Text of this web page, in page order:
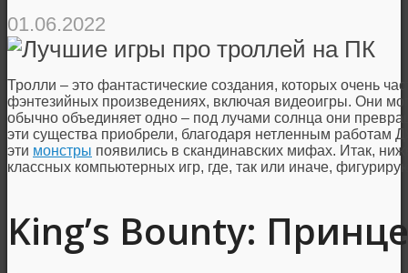
01.06.2022
Тролли – это фантастические создания, которых очень
фэнтезийных произведениях, включая видеоигры. Они
обычно объединяет одно – под лучами солнца они
эти существа приобрели, благодаря нетленным работам
эти монстры появились в скандинавских мифах. Итак,
классных компьютерных игр, где, так или иначе,
King’s Bounty: